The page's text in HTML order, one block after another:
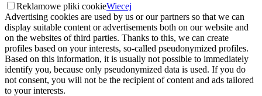
Reklamowe pliki cookieWiecej
Advertising cookies are used by us or our partners so that we can
display suitable content or advertisements both on our website and
on the websites of third parties. Thanks to this, we can create
profiles based on your interests, so-called pseudonymized profiles.
Based on this information, it is usually not possible to immediately
identify you, because only pseudonymized data is used. If you do
not consent, you will not be the recipient of content and ads tailored
to your interests.